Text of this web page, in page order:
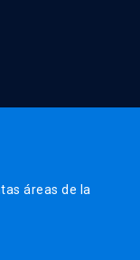
áreas de la